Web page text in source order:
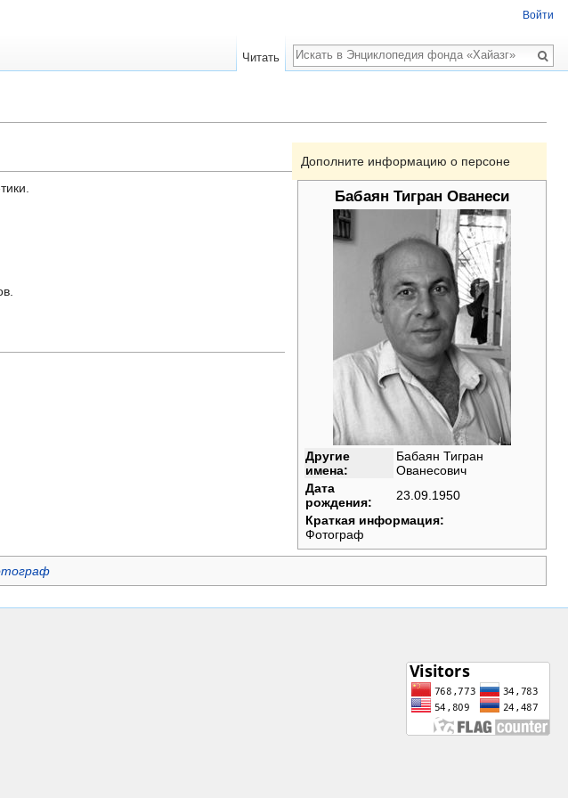
Дополните информацию о персоне
Бабаян Тигран Ованеси
Другие
имена:
Бабаян Тигран
Ованесович
Дата
рождения:
23.09.1950
Краткая информация:
Фотограф
Войти
Читать
Поиск